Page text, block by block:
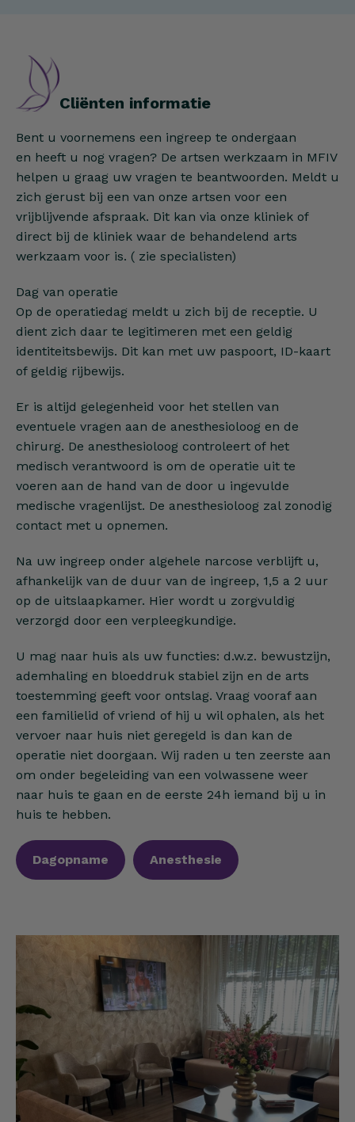
Cliënten informatie
Bent u voornemens een ingreep te ondergaan
en heeft u nog vragen? De artsen werkzaam in MFIV
helpen u graag uw vragen te beantwoorden. Meldt u
zich gerust bij een van onze artsen voor een
vrijblijvende afspraak. Dit kan via onze kliniek of
direct bij de kliniek waar de behandelend arts
werkzaam voor is. ( zie specialisten)
Dag van operatie
Op de operatiedag meldt u zich bij de receptie. U
dient zich daar te legitimeren met een geldig
identiteitsbewijs. Dit kan met uw paspoort, ID-kaart
of geldig rijbewijs.
Er is altijd gelegenheid voor het stellen van
eventuele vragen aan de anesthesioloog en de
chirurg. De anesthesioloog controleert of het
medisch verantwoord is om de operatie uit te
voeren aan de hand van de door u ingevulde
medische vragenlijst. De anesthesioloog zal zonodig
contact met u opnemen.
Na uw ingreep onder algehele narcose verblijft u,
afhankelijk van de duur van de ingreep, 1,5 a 2 uur
op de uitslaapkamer. Hier wordt u zorgvuldig
verzorgd door een verpleegkundige.
U mag naar huis als uw functies: d.w.z. bewustzijn,
ademhaling en bloeddruk stabiel zijn en de arts
toestemming geeft voor ontslag. Vraag vooraf aan
een familielid of vriend of hij u wil ophalen, als het
vervoer naar huis niet geregeld is dan kan de
operatie niet doorgaan. Wij raden u ten zeerste aan
om onder begeleiding van een volwassene weer
naar huis te gaan en de eerste 24h iemand bij u in
huis te hebben.
Dagopname Anesthesie